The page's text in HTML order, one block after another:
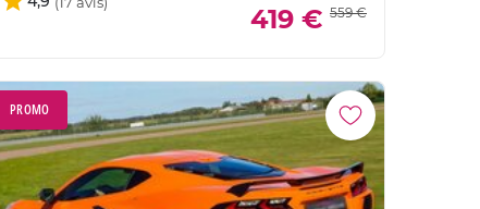
419 € 559 €
PROMO